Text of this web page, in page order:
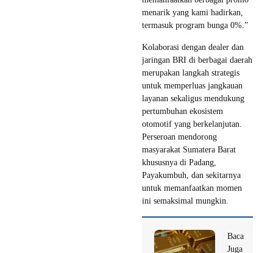
menarik yang kami hadirkan,
termasuk program bunga 0%.”
Kolaborasi dengan dealer dan
jaringan BRI di berbagai daerah
merupakan langkah strategis
untuk memperluas jangkauan
layanan sekaligus mendukung
pertumbuhan ekosistem
otomotif yang berkelanjutan.
Perseroan mendorong
masyarakat Sumatera Barat
khususnya di Padang,
Payakumbuh, dan sekitarnya
untuk memanfaatkan momen
ini semaksimal mungkin.
Baca
Juga